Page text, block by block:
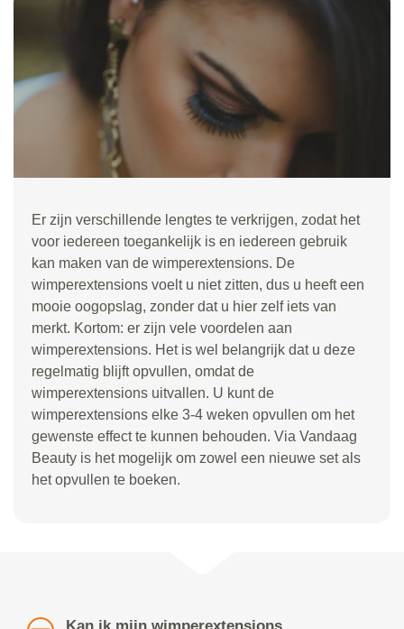
Er zijn verschillende lengtes te verkrijgen, zodat het
voor iedereen toegankelijk is en iedereen gebruik
kan maken van de wimperextensions. De
wimperextensions voelt u niet zitten, dus u heeft een
mooie oogopslag, zonder dat u hier zelf iets van
merkt. Kortom: er zijn vele voordelen aan
wimperextensions. Het is wel belangrijk dat u deze
regelmatig blijft opvullen, omdat de
wimperextensions uitvallen. U kunt de
wimperextensions elke 3-4 weken opvullen om het
gewenste effect te kunnen behouden. Via Vandaag
Beauty is het mogelijk om zowel een nieuwe set als
het opvullen te boeken.